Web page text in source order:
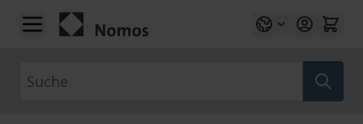
Zum Inhalt springen